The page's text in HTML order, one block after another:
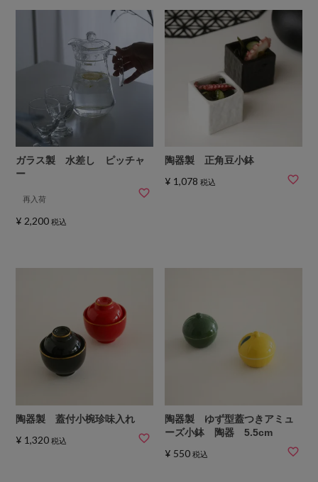
ガラス製 水差し ピッチャ
ー
再入荷
¥ 2,200 税込
陶器製 正角豆小鉢
¥ 1,078 税込
陶器製 蓋付小椀珍味入れ
¥ 1,320 税込
陶器製 ゆず型蓋つきアミュ
ーズ小鉢 陶器 5.5cm
¥ 550 税込